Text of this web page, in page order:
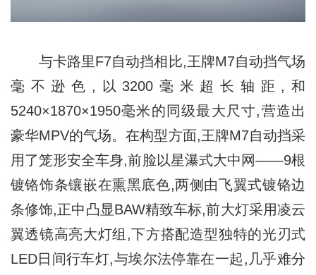
与卡路里F7自动挡相比,王牌M7自动挡气场
毫不逊色,以3200毫米超长轴距,和
5240×1870×1950毫米的同级最大尺寸,营造出
豪华MPV的气场。在构型方面,王牌M7自动挡采
用了笼形安全车身,前脸以星瀑式大中网——9根
镀铬饰条镶嵌在熏黑底色,两侧由飞翼式镀铬边
条修饰,正中凸显BAW精致车标,前大灯采用凌云
翼透镜高亮大灯组,下方搭配造型独特的光刃式
LED日间行车灯,与埃尔法停靠在一起,几乎难分